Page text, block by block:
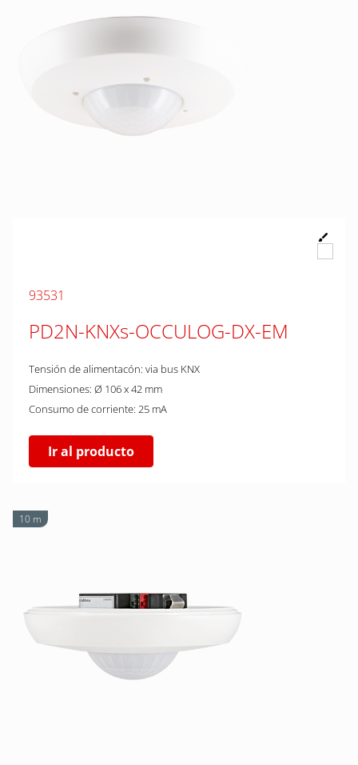
93531
PD2N-KNXs-OCCULOG-DX-EM
Tensión de alimentacón: via bus KNX
Dimensiones: Ø 106 x 42 mm
Consumo de corriente: 25 mA
Ir al producto
10 m